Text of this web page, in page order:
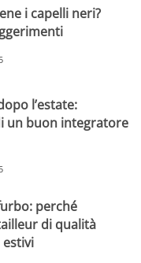
i capelli neri?
l’estate:
un buon integratore
perché
di qualità